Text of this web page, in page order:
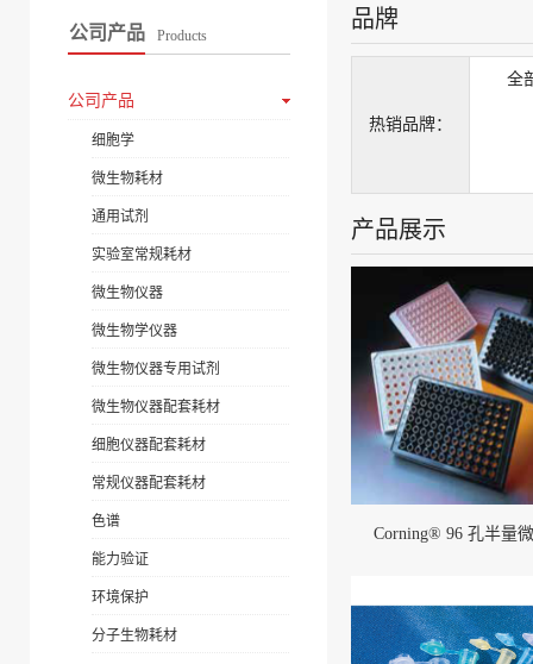
公司产品 Products
公司产品
细胞学
微生物耗材
通用试剂
实验室常规耗材
微生物仪器
微生物学仪器
微生物仪器专用试剂
微生物仪器配套耗材
细胞仪器配套耗材
常规仪器配套耗材
色谱
能力验证
环境保护
分子生物耗材
品牌
热销品牌：
全
产品展示
Corning® 96 孔半量